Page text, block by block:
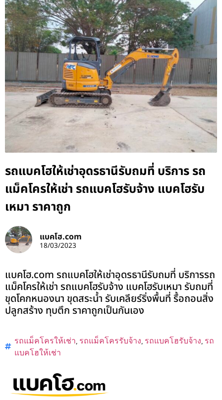
รถแบคโฮให้เช่าอุดรธานีรับถมที่ บริการ รถ
แม็คโครให้เช่า รถแบคโฮรับจ้าง แบคโฮรับ
เหมา ราคาถูก
แบคโฮ.com
18/03/2023
แบคโฮ.com รถแบคโฮให้เช่าอุดรธานีรับถมที่ บริการรถ
แม็คโครให้เช่า รถแบคโฮรับจ้าง แบคโฮรับเหมา รับถมที่
ขุดโคกหนองนา ขุดสระน้ำ รับเคลียร์ริ่งพื้นที่ รื้อถอนสิ่ง
ปลูกสร้าง ทุบตึก ราคาถูกเป็นกันเอง
รถแม็คโครให้เช่า, รถแม็คโครรับจ้าง, รถแบคโฮรับจ้าง, รถ
แบคโฮให้เช่า